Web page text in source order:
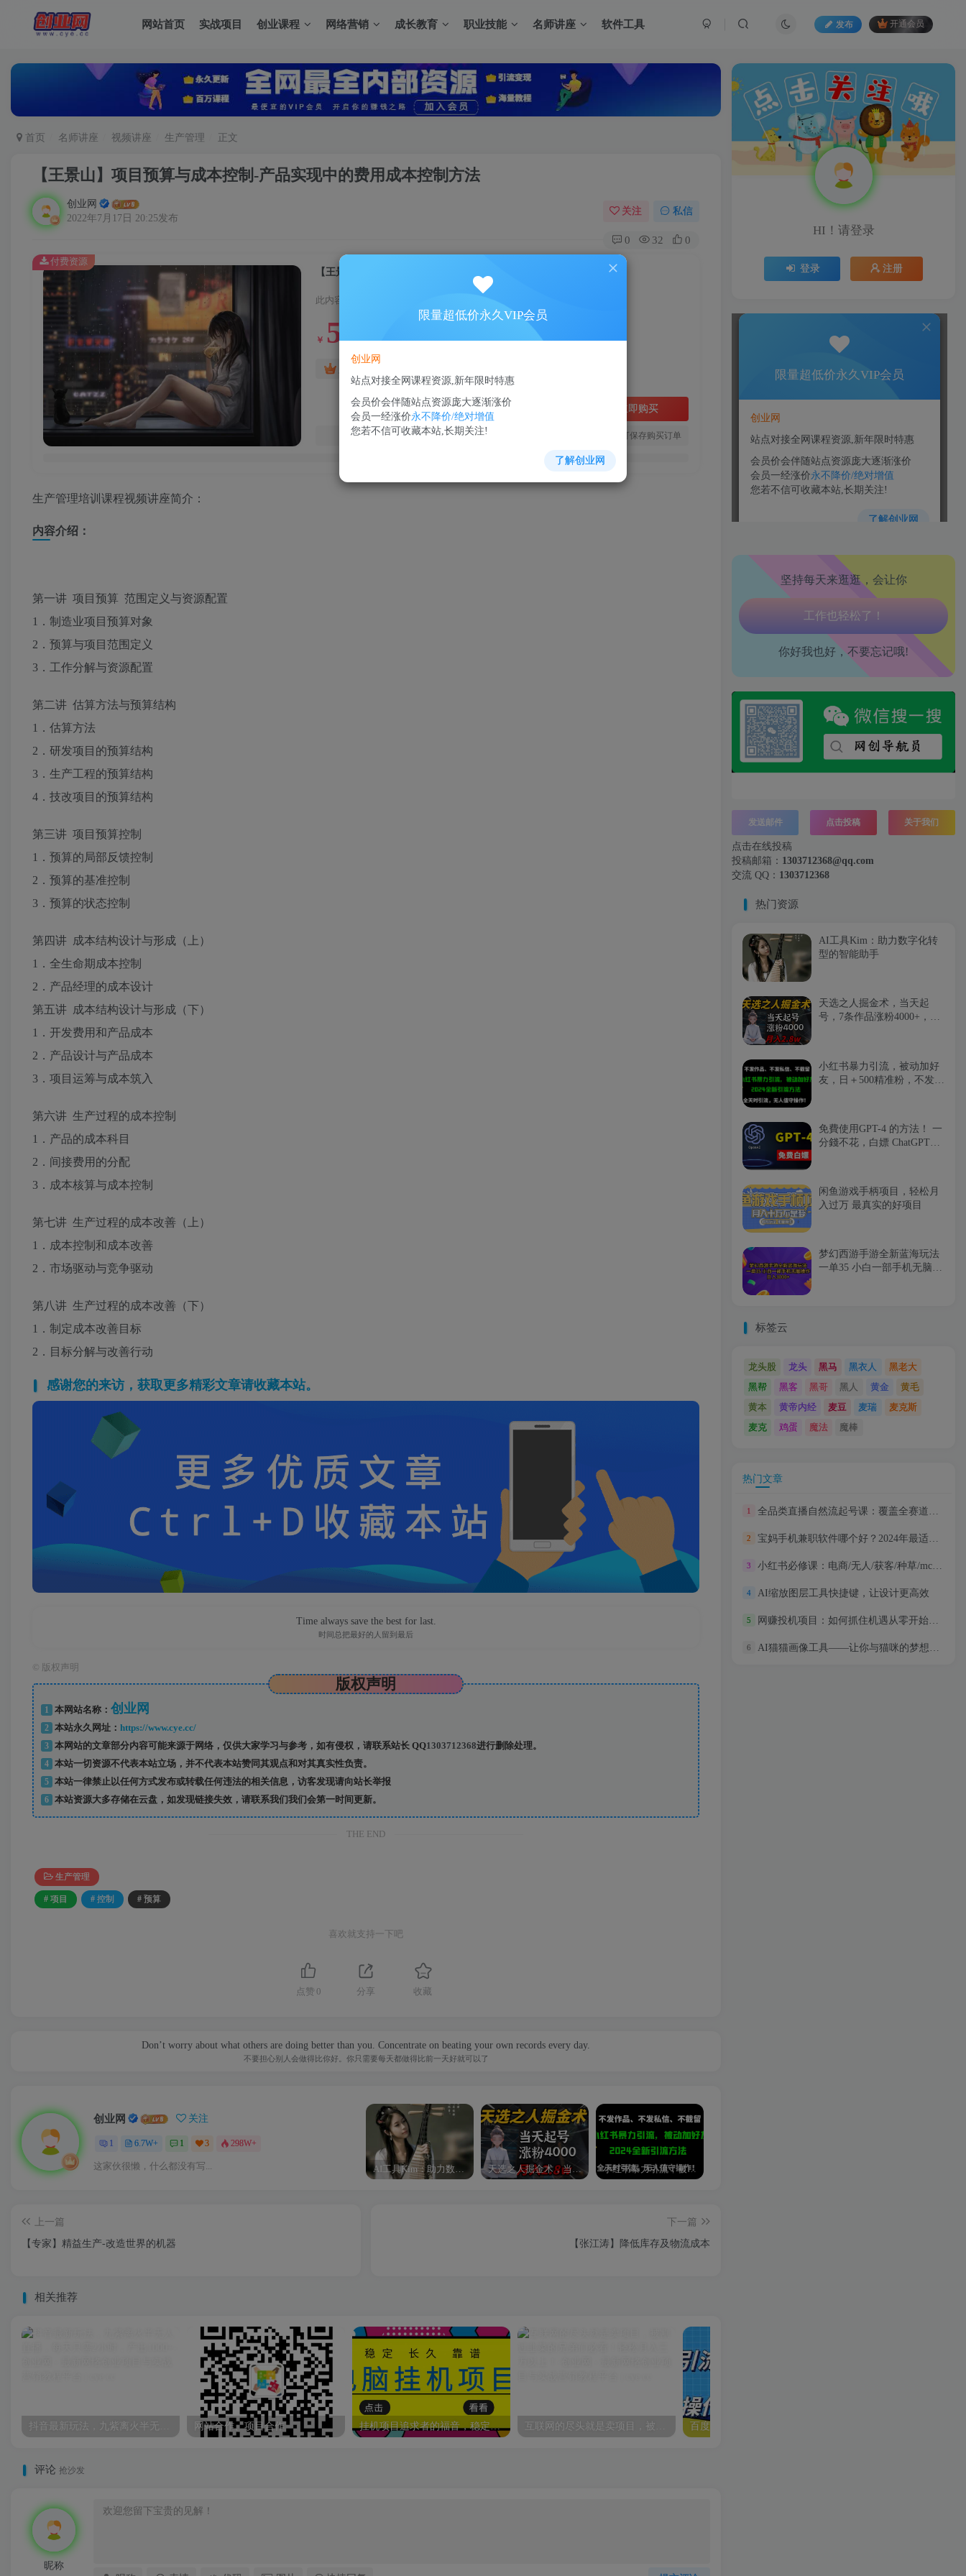
网站首页 实战项目 创业课程 网络营销 成长教育 职业技能 名师讲座 软件工具 发布 开通会员
首页 名师讲座 视频讲座 生产管理 正文
【王景山】项目预算与成本控制-产品实现中的费用成本控制方法
创业网
2022年7月17日 20:25发布
关注 私信
0 32 0
【王景山】项目预算与成本控制-产品实现中的费用成本控制方法
此内容为付费资源，请付费后查看
￥ 5￥ 88
立即购买
您当前未登录！建议登陆后购买，可保存购买订单
付费资源
生产管理培训课程视频讲座简介：
内容介绍：
第一讲 项目预算 范围定义与资源配置
1．制造业项目预算对象
2．预算与项目范围定义
3．工作分解与资源配置
第二讲 估算方法与预算结构
1．估算方法
2．研发项目的预算结构
3．生产工程的预算结构
4．技改项目的预算结构
第三讲 项目预算控制
1．预算的局部反馈控制
2．预算的基准控制
3．预算的状态控制
第四讲 成本结构设计与形成（上）
1．全生命期成本控制
2．产品经理的成本设计
第五讲 成本结构设计与形成（下）
1．开发费用和产品成本
2．产品设计与产品成本
3．项目运筹与成本筑入
第六讲 生产过程的成本控制
1．产品的成本科目
2．间接费用的分配
3．成本核算与成本控制
第七讲 生产过程的成本改善（上）
1．成本控制和成本改善
2．市场驱动与竞争驱动
第八讲 生产过程的成本改善（下）
1．制定成本改善目标
2．目标分解与改善行动
感谢您的来访，获取更多精彩文章请收藏本站。
Time always save the best for last.
时间总把最好的人留到最后
版权声明
版权声明
1 本网站名称： 创业网
2 本站永久网址： https://www.cye.cc/
3
本网站的文章部分内容可能来源于网络，仅供大家学习与参考，如有侵权，请联系站长 QQ1303712368进行删除处理。
4
本站一切资源不代表本站立场，并不代表本站赞同其观点和对其真实性负责。
5
本站一律禁止以任何方式发布或转载任何违法的相关信息，访客发现请向站长举报
6
本站资源大多存储在云盘，如发现链接失效，请联系我们我们会第一时间更新。
THE END
生产管理
# 项目 # 控制 # 预算
喜欢就支持一下吧
点赞 0 分享 收藏
Don’t worry about what others are doing better than you. Concentrate on beating your own records every day.
不要担心别人会做得比你好。你只需要每天都做得比前一天好就可以了
创业网 关注
1 6.7W+ 1 3 298W+
这家伙很懒，什么都没有写... AI工具Kim：助力数字化转型的智能助手 天选之人掘金术，当天起号，7条作品涨粉4000+，单月变现2.8w天选之人掘… 小红书暴力引流，被动加好友，日＋500精准粉，不发作品，不截流，不发私信
上一篇
【专家】精益生产-改造世界的机器
下一篇
【张江涛】降低库存及物流成本
相关推荐
网站合作、项目合作 挂机项目追求者的福音，稳定长期靠谱的电脑挂机项目，实操五年，稳定一个月几百
评论 抢沙发
昵称
HI！请登录
登录 注册
坚持每天来逛逛，会让你
生活也美好了！
心情也舒畅了！
走路也有劲了！
腿也不痛了！
工作也轻松了！
你好我也好，不要忘记哦!
发送邮件 点击投稿 关于我们
点击在线投稿
投稿邮箱： 1303712368@qq.com
交流 QQ： 1303712368
热门资源
AI工具Kim：助力数字化转
型的智能助手
天选之人掘金术，当天起
号，7条作品涨粉4000+，单
小红书暴力引流，被动加好
友，日＋500精准粉，不发作
免費使用GPT-4 的方法！ 一
分錢不花，白嫖 ChatGPT专
闲鱼游戏手柄项目，轻松月
入过万 最真实的好项目
梦幻西游手游全新蓝海玩法
一单35 小白一部手机无脑操
标签云
龙头股 龙头 黑马 黑衣人
黑老大
黑帮
黑客 黑哥 黑人 黄金
黄毛
黄本
黄帝内经 麦豆 麦瑞
麦克斯
麦克
鸡蛋 魔法 魔棒
热门文章
1 全品类直播自然流起号课：覆盖全赛道的起号打法，新手快速入局不踩坑
2 宝妈手机兼职软件哪个好？2024年最适合宝妈的兼职软件推荐
3 小红书必修课：电商/无人/获客/种草/mcn/直播等多个板块，看了就能干！
4 AI缩放图层工具快捷键，让设计更高效
5 网赚投机项目：如何抓住机遇从零开始赚取财富
6 AI猫猫画像工具——让你与猫咪的梦想更加贴近
限量超低价永久VIP会员
创业网
站点对接全网课程资源,新年限时特惠
会员价会伴随站点资源庞大逐渐涨价
会员一经涨价永不降价/绝对增值
您若不信可收藏本站,长期关注!
了解创业网